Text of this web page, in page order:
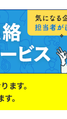
ます。
。